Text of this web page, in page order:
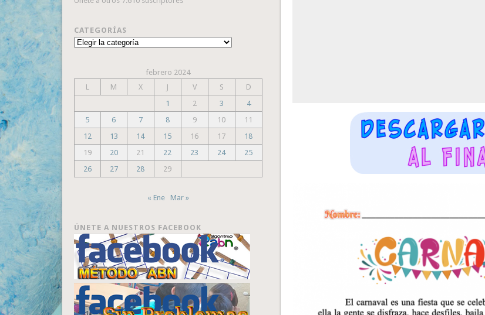
CATEGORÍAS
Categorías
febrero 2024
L
M X J V S
D
1
2 3
4
5
6 7 8 9 10
11
12
13 14 15 16 17
18
19
20 21 22 23 24
25
26
27 28 29
« Ene Mar »
ÚNETE A NUESTROS FACEBOOK